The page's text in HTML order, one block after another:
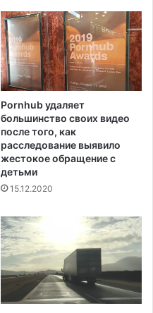
Pornhub удаляет
большинство своих видео
после того, как
расследование выявило
жестокое обращение с
детьми
15.12.2020